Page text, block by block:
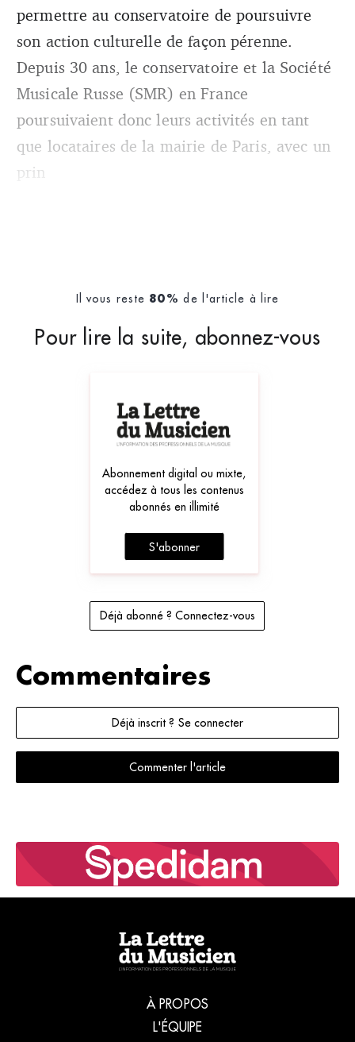
permettre au conservatoire de poursuivre
son action culturelle de façon pérenne.
Depuis 30 ans, le conservatoire et la Société
Musicale Russe (SMR) en France
poursuivaient donc leurs activités en tant
que locataires de la mairie de Paris, avec un
prin
Il vous reste 80% de l'article à lire
Pour lire la suite, abonnez-vous
Abonnement digital ou mixte,
accédez à tous les contenus
abonnés en illimité
S'abonner
Déjà abonné ? Connectez-vous
Commentaires
Déjà inscrit ? Se connecter
Commenter l'article
À PROPOS
L'ÉQUIPE